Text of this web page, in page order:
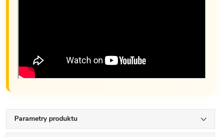
Parametry produktu